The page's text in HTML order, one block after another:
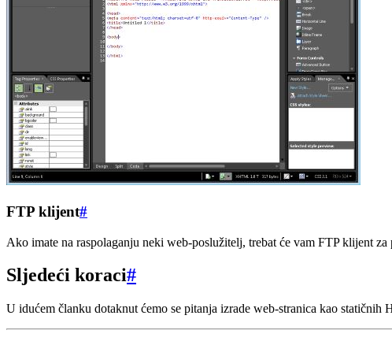
FTP klijent#
Ako imate na raspolaganju neki web-poslužitelj, trebat će vam FTP klijent
Sljedeći koraci#
U idućem članku dotaknut ćemo se pitanja izrade web-stranica kao